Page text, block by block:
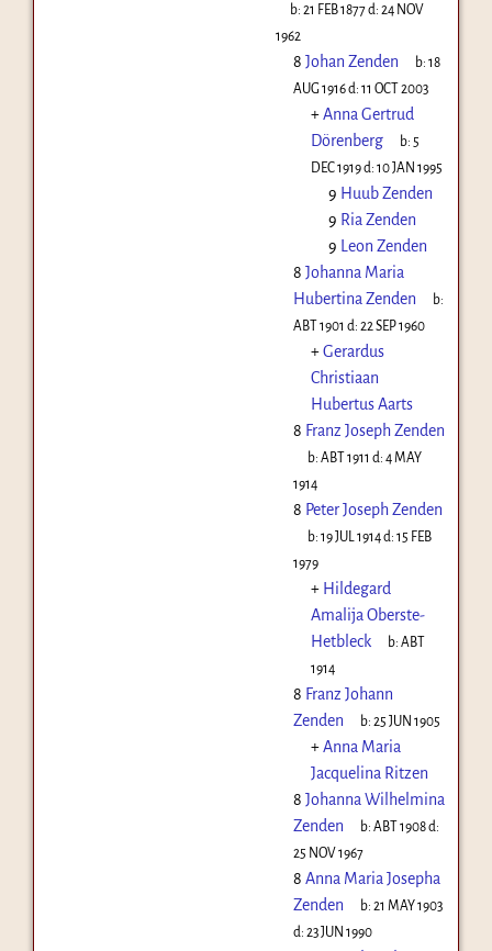
b:21 FEB 1877d:24 NOV
1962
8 Johan Zenden b:18
AUG 1916d: 11 OCT 2003
+Anna Gertrud
Dörenberg
b: 5
DEC 1919d: 10 JAN 1995
9 Huub Zenden
9 Ria Zenden
9 Leon Zenden
8 Johanna Maria
Hubertina Zenden
b:
ABT 1901 d: 22 SEP 1960
+Gerardus
Christiaan
Hubertus Aarts
8 Franz Joseph Zenden
b:ABT 1911 d:4 MAY
1914
8 Peter Joseph Zenden
b:19 JUL 1914d:15 FEB
1979
+ Hildegard
Amalija Oberste-
Hetbleck
b:ABT
1914
8 Franz Johann
Zenden
b:25 JUN 1905
+Anna Maria
Jacquelina Ritzen
8 Johanna Wilhelmina
Zenden
b:ABT 1908d:
25 NOV 1967
8 Anna Maria Josepha
Zenden
b:21 MAY 1903
d: 23 JUN 1990